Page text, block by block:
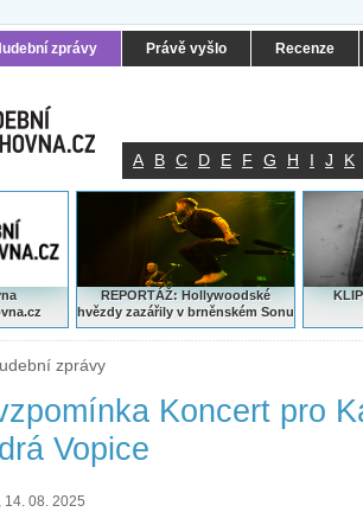
zprávy Právě vyšlo Recenze
A B C D E F G H I J K
REPORTÁŽ: Hollywoodské
hvězdy zazářily v brněnském Sonu
zprávy
Koncert pro
Vopice
08. 2025